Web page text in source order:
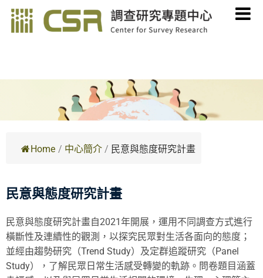
Home / 中心簡介 / 民意與態度研究計畫
民意與態度研究計畫
民意與態度研究計畫自2021年開展，運用不同調查方式進行
橫斷性及連續性的觀測，以探究民眾對生活各面向的態度；
並經由趨勢研究（Trend Study）及定群追蹤研究（Panel
Study），了解民眾日常生活感受轉變的軌跡。問卷題目涵蓋